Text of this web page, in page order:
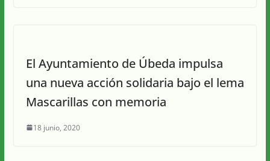
El Ayuntamiento de Úbeda impulsa
una nueva acción solidaria bajo el lema
Mascarillas con memoria
18 junio, 2020